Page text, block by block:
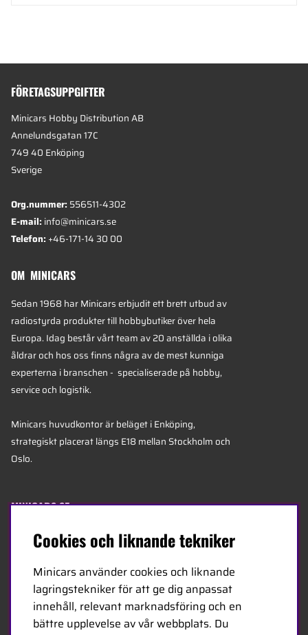
FÖRETAGSUPPGIFTER
Minicars Hobby Distribution AB
Annelundsgatan 17C
749 40 Enköping
Sverige
Org.nummer:556511-4302
E-mail:info@minicars.se
Telefon:+46-171-14 30 00
OM MINICARS
Sedan 1968 har Minicars erbjudit ett brett utbud av
radiostyrda produkter till hobbybutiker över hela
Europa. Idag består vårt team av 20 anställda i olika
åldrar och hos oss finns några av de mest kunniga
experterna i branschen - specialiserade på hobby,
service och logistik.
Minicars huvudkontor är beläget i Enköping,
strategiskt placerat längs E18 mellan Stockholm och
Oslo.
MINICARS.SE
Svenska
Kontakta oss
Bli återförsäljare
Bli leverantör
Cookies och liknande tekniker
Minicars använder cookies och liknande
lagringstekniker för att ge dig anpassat
innehåll, relevant marknadsföring och en
bättre upplevelse av vår webbplats. Du